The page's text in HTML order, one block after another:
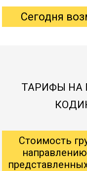
Сегодня
ТАРИФЫ НА
Стоимость